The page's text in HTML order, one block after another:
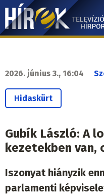
Ugrás
tartalomra
Hírek.sk
navigáció
2026. június 3., 16:04
Hidaskürt
Gubík László: A
kezetekben van,
Iszonyat hiányzik
parlamenti